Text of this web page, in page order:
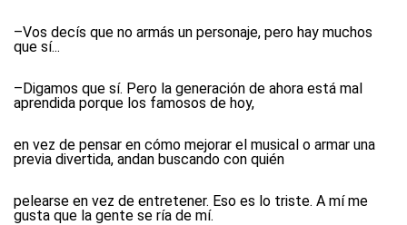
–Vos decís que no armás un personaje, pero hay muchos
que sí...
–Digamos que sí. Pero la generación de ahora está mal
aprendida porque los famosos de hoy,
en vez de pensar en cómo mejorar el musical o armar una
previa divertida, andan buscando con quién
pelearse en vez de entretener. Eso es lo triste. A mí me
gusta que la gente se ría de mí.